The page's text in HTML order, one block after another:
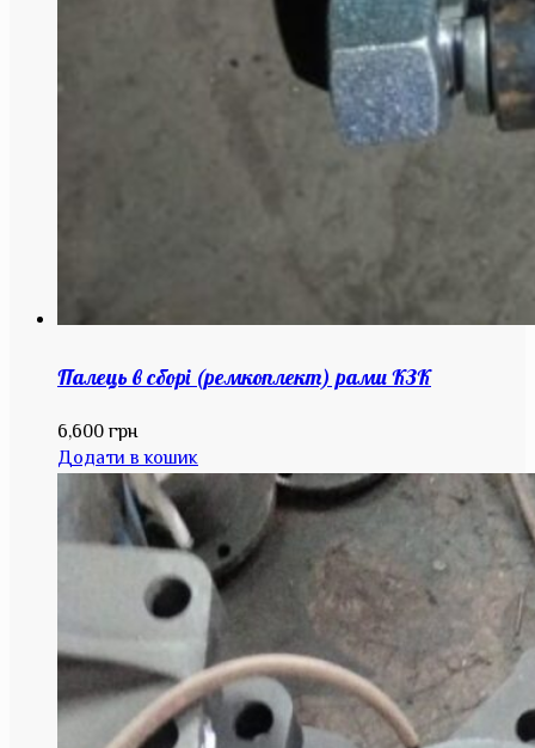
Палець в сборі (ремкоплект) рами КЗК
6,600грн
Додати в кошик